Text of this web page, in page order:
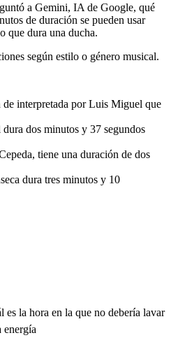
a Gemini, IA de Google, qué
de duración se pueden usar
que dura una ducha.
según estilo o género musical.
de interpretada por Luis Miguel que
dura dos minutos y 37 segundos
tiene una duración de dos
dura tres minutos y 10
la hora en la que no debería lavar
energía